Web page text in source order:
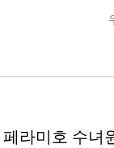
라미호 수녀